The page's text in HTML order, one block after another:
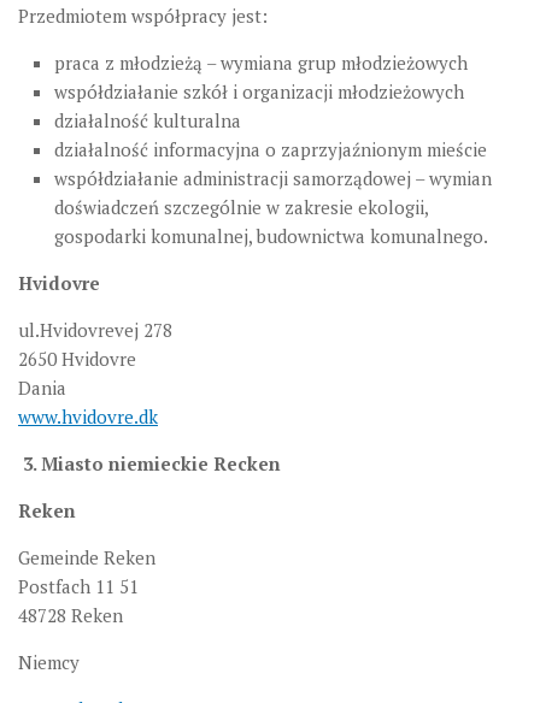
Przedmiotem współpracy jest:
praca z młodzieżą – wymiana grup młodzieżowych
współdziałanie szkół i organizacji młodzieżowych
działalność kulturalna
działalność informacyjna o zaprzyjaźnionym mieście
współdziałanie administracji samorządowej – wymian
doświadczeń szczególnie w zakresie ekologii,
gospodarki komunalnej, budownictwa komunalnego.
Hvidovre
ul.Hvidovrevej 278
2650 Hvidovre
Dania
www.hvidovre.dk
3. Miasto niemieckie Recken
Reken
Gemeinde Reken
Postfach 11 51
48728 Reken
Niemcy